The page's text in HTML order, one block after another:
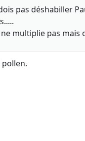
pas déshabiller
multiplie pas mais
pollen.